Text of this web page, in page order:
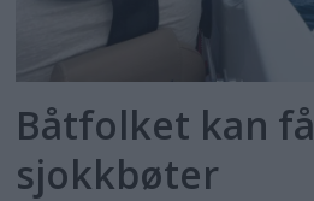
Båtfolket kan få
sjokkbøter